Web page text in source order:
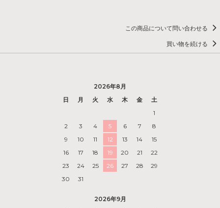
この商品について問い合わせる
買い物を続ける
2026年8月
日
月 火 水 木 金
土
1
2
3 4 5 6 7
8
9
10 11 12 13 14
15
16
17 18 19 20 21
22
23
24 25 26 27 28
29
30
31
2026年9月